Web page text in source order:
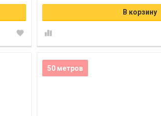
В корзину
50 метров